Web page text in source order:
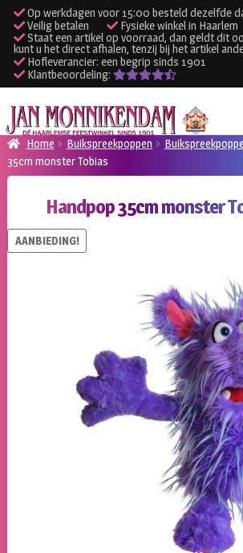
Op werkdagen voor 15:00 besteld dezelfde
Veilig betalen
Fysieke winkel in Haarlem
Staat een artikel op voorraad, dan geldt dit
kunt u het direct afhalen, tenzij bij het artikel
Hofleverancier: een begrip sinds 1901
Klantbeoordeling:
Ga
door
naar
navigatie
Ga
naar
de
inhoudVerhuur kleding
Verhuur apparatuur
Onze winkel
Home Buikspreekpoppen
35cm monster Tobias
Handpop 35cm monster
AANBIEDING!